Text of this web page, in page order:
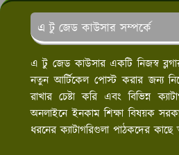
এ টু জেড কাউসার সম্পর্কে
এ টু জেড কাউসার একটি নিজস্ব
নতুন আর্টিকেল পোস্ট করার জন্য
রাখার চেষ্টা করি এবং বিভিন্ন
অনলাইনে ইনকাম শিক্ষা বিষয়ক
ধরনের ক্যাটাগরিগুলা পাঠকদের